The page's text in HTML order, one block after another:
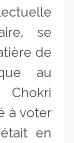
se
de
au
à voter
en